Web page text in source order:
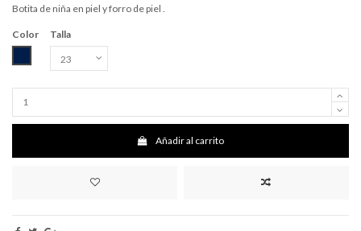
Botita de niña en piel y forro de piel .
Color
Talla
Añadir al carrito